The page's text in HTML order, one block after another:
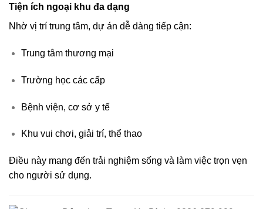
Tiện ích ngoại khu đa dạng
Nhờ vị trí trung tâm, dự án dễ dàng tiếp cận:
Trung tâm thương mại
Trường học các cấp
Bệnh viện, cơ sở y tế
Khu vui chơi, giải trí, thể thao
Điều này mang đến trải nghiệm sống và làm việc trọn vẹn
cho người sử dụng.